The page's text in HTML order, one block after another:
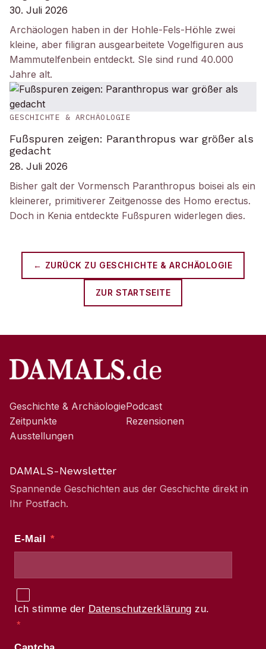
30. Juli 2026
Archäologen haben in der Hohle-Fels-Höhle zwei
kleine, aber filigran ausgearbeitete Vogelfiguren aus
Mammutelfenbein entdeckt. SIe sind rund 40.000
Jahre alt.
GESCHICHTE & ARCHÄOLOGIE
Fußspuren zeigen: Paranthropus war größer als
gedacht
28. Juli 2026
Bisher galt der Vormensch Paranthropus boisei als ein
kleinerer, primitiverer Zeitgenosse des Homo erectus.
Doch in Kenia entdeckte Fußspuren widerlegen dies.
← ZURÜCK ZU GESCHICHTE & ARCHÄOLOGIE
ZUR STARTSEITE
Geschichte & Archäologie
Zeitpunkte
Ausstellungen
Podcast
Rezensionen
DAMALS-Newsletter
Spannende Geschichten aus der Geschichte direkt in
Ihr Postfach.